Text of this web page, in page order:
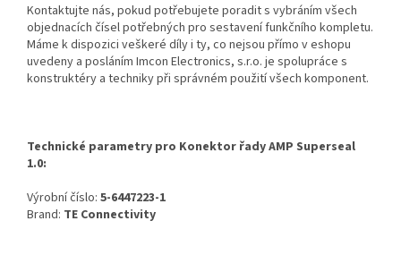
Kontaktujte nás, pokud potřebujete poradit s vybráním všech
objednacích čísel potřebných pro sestavení funkčního kompletu.
Máme k dispozici veškeré díly i ty, co nejsou přímo v eshopu
uvedeny a posláním Imcon Electronics, s.r.o. je spolupráce s
konstruktéry a techniky při správném použití všech komponent.
Technické parametry pro Konektor řady AMP Superseal
1.0:
Výrobní číslo: 5-6447223-1
Brand: TE Connectivity